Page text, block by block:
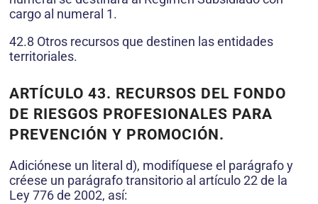
cargo al numeral 1.
42.8 Otros recursos que destinen las entidades
territoriales.
ARTÍCULO 43. RECURSOS DEL FONDO
DE RIESGOS PROFESIONALES PARA
PREVENCIÓN Y PROMOCIÓN.
Adiciónese un literal d), modifíquese el parágrafo y
créese un parágrafo transitorio al artículo 22 de la
Ley 776 de 2002, así: